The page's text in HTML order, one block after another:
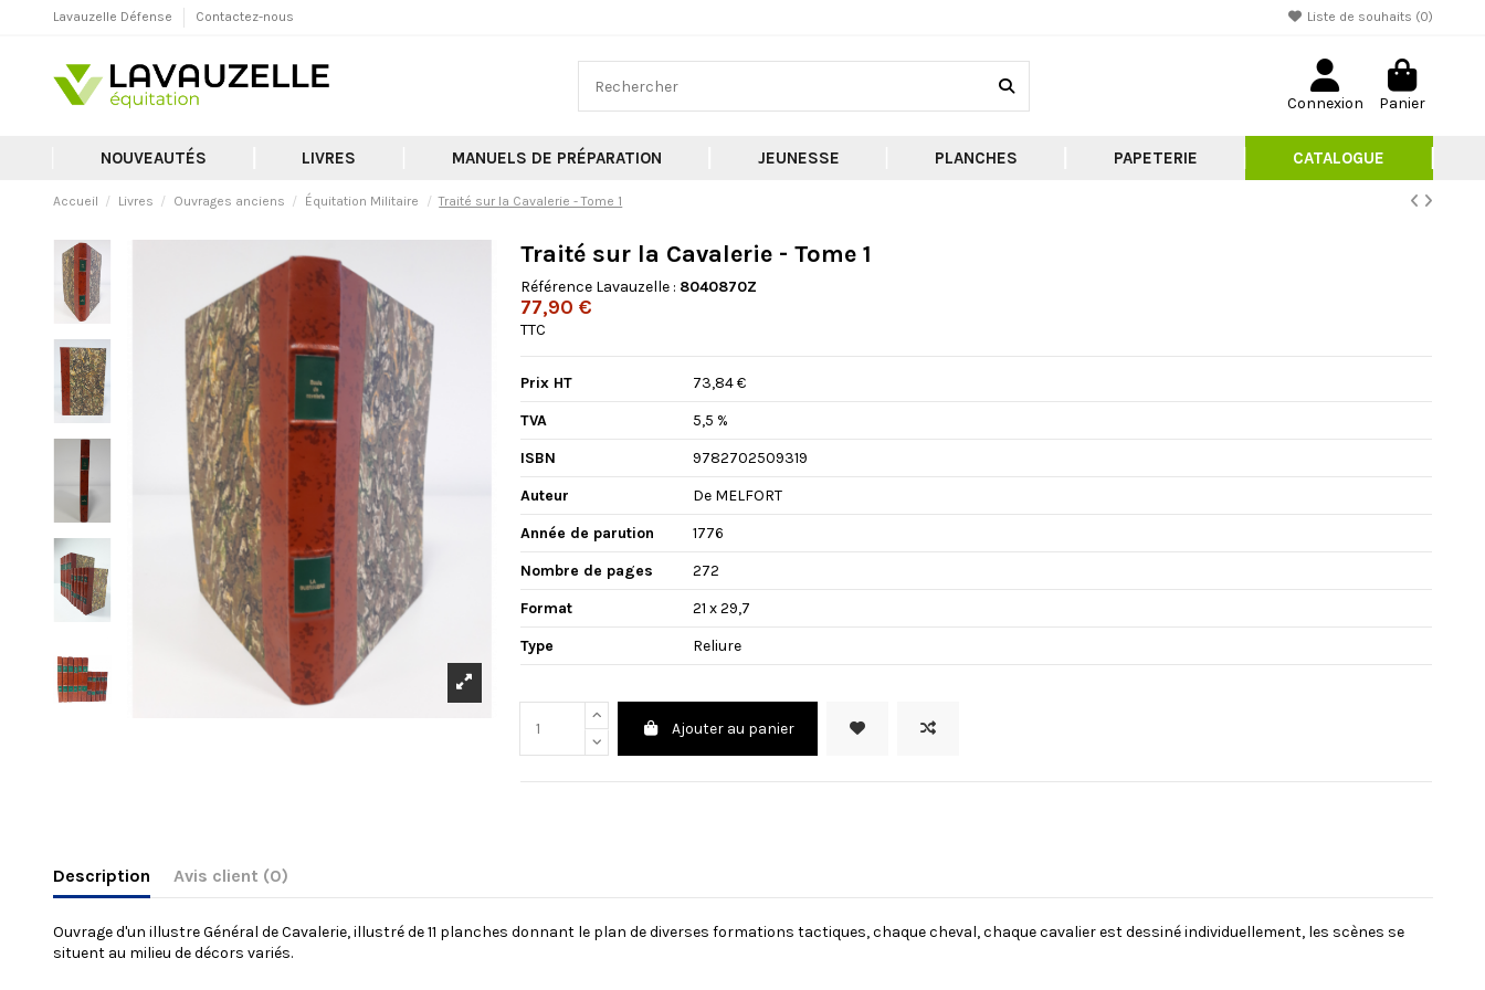
Lavauzelle Défense Contactez-nous Liste de souhaits (0)
Connexion Panier
NOUVEAUTÉS LIVRES MANUELS DE PRÉPARATION JEUNESSE PLANCHES PAPETERIE CATALOGUE
Accueil Livres Ouvrages anciens Équitation Militaire Traité sur la Cavalerie - Tome 1
Traité sur la Cavalerie - Tome 1
Référence Lavauzelle : 8040870Z
77,90 €
TTC
Prix HT
73,84 €
TVA
5,5 %
ISBN
9782702509319
Auteur
De MELFORT
Année de parution
1776
Nombre de pages
272
Format
21 x 29,7
Type
Reliure
Ajouter au panier
Description Avis client (0)
Ouvrage d'un illustre Général de Cavalerie, illustré de 11 planches donnant le plan de diverses formations tactiques, chaque cheval, chaque cavalier est dessiné individuellement, les scènes se
situent au milieu de décors variés.